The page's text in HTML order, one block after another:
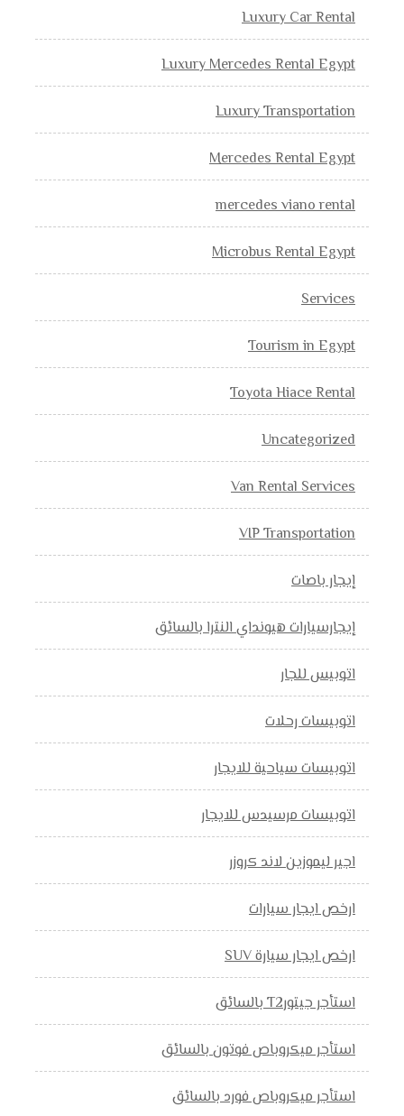
Luxury Car Rental
Luxury Mercedes Rental Egypt
Luxury Transportation
Mercedes Rental Egypt
mercedes viano rental
Microbus Rental Egypt
Services
Tourism in Egypt
Toyota Hiace Rental
Uncategorized
Van Rental Services
VIP Transportation
إيجار باصات
إيجارسيارات هيونداي النترا بالسائق
اتوبيس للجار
اتوبيسات رحلات
اتوبيسات سياحية للايجار
اتوبيسات مرسيدس للايجار
اجير ليموزين لاند كروزر
ارخص ايجار سيارات
ارخص ايجار سيارة SUV
استأجر جيتورT2 بالسائق
استأجر ميكروباص فوتون بالسائق
استأجر ميكروباص فورد بالسائق